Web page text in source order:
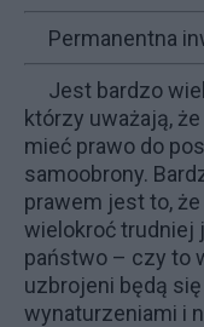
Permanentna
Jest bardzo
którzy uważają,
mieć prawo do
samoobrony.
prawem jest to,
wielokroć trudniej
państwo – czy to
uzbrojeni będą
wynaturzeniami i